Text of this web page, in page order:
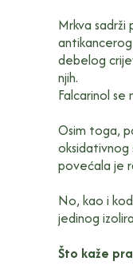
Mrkva sadrži
debelog
njih.
Falcarinol se
Osim toga,
oksidativnog
povećala je
No, kao i
jedinog
Što kaže